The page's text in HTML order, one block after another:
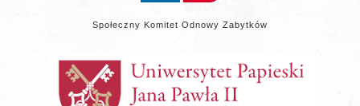
Społeczny Komitet Odnowy Zabytków